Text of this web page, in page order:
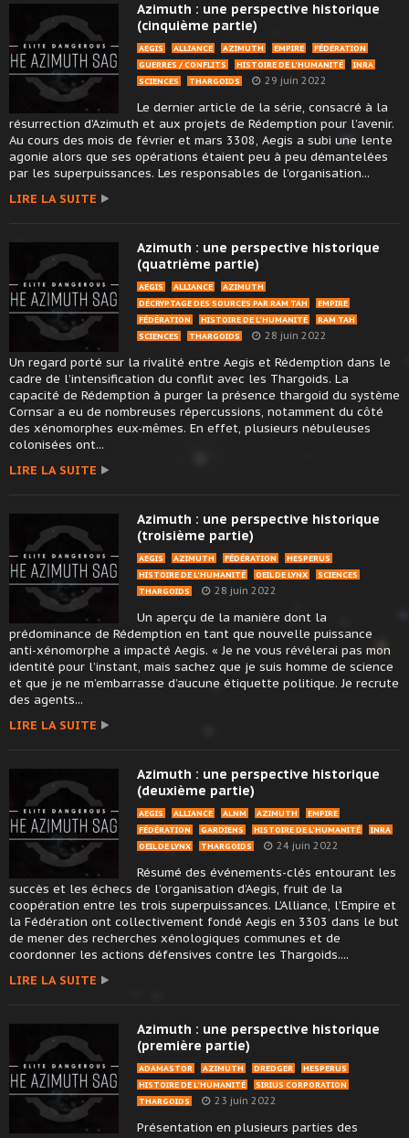
Azimuth : une perspective historique
(cinquième partie)
AEGIS ALLIANCE AZIMUTH EMPIRE
FÉDÉRATION
GUERRES / CONFLITS
HISTOIRE DE L'HUMANITÉ
INRA
SCIENCES
THARGOIDS 29 juin 2022
Le dernier article de la série, consacré à la
résurrection d’Azimuth et aux projets de Rédemption pour l’avenir.
Au cours des mois de février et mars 3308, Aegis a subi une lente
agonie alors que ses opérations étaient peu à peu démantelées
par les superpuissances. Les responsables de l’organisation...
LIRE LA SUITE
Azimuth : une perspective historique
(quatrième partie)
AEGIS ALLIANCE
AZIMUTH
DÉCRYPTAGE DES SOURCES PAR RAM TAH
EMPIRE
FÉDÉRATION
HISTOIRE DE L'HUMANITÉ
RAM TAH
SCIENCES
THARGOIDS 28 juin 2022
Un regard porté sur la rivalité entre Aegis et Rédemption dans le
cadre de l’intensification du conflit avec les Thargoids. La
capacité de Rédemption à purger la présence thargoid du système
Cornsar a eu de nombreuses répercussions, notamment du côté
des xénomorphes eux-mêmes. En effet, plusieurs nébuleuses
colonisées ont...
LIRE LA SUITE
Azimuth : une perspective historique
(troisième partie)
AEGIS AZIMUTH FÉDÉRATION
HESPERUS
HISTOIRE DE L'HUMANITÉ
OEIL DE LYNX
SCIENCES
THARGOIDS
28 juin 2022
Un aperçu de la manière dont la
prédominance de Rédemption en tant que nouvelle puissance
anti-xénomorphe a impacté Aegis. « Je ne vous révélerai pas mon
identité pour l’instant, mais sachez que je suis homme de science
et que je ne m’embarrasse d’aucune étiquette politique. Je recrute
des agents...
LIRE LA SUITE
Azimuth : une perspective historique
(deuxième partie)
AEGIS ALLIANCE ALNM AZIMUTH
EMPIRE
FÉDÉRATION
GARDIENS HISTOIRE DE L'HUMANITÉ
INRA
OEIL DE LYNX
THARGOIDS 24 juin 2022
Résumé des événements-clés entourant les
succès et les échecs de l’organisation d’Aegis, fruit de la
coopération entre les trois superpuissances. L’Alliance, l’Empire et
la Fédération ont collectivement fondé Aegis en 3303 dans le but
de mener des recherches xénologiques communes et de
coordonner les actions défensives contre les Thargoids....
LIRE LA SUITE
Azimuth : une perspective historique
(première partie)
ADAMASTOR AZIMUTH DREDGER
HESPERUS
HISTOIRE DE L'HUMANITÉ
SIRIUS CORPORATION
THARGOIDS
23 juin 2022
Présentation en plusieurs parties des